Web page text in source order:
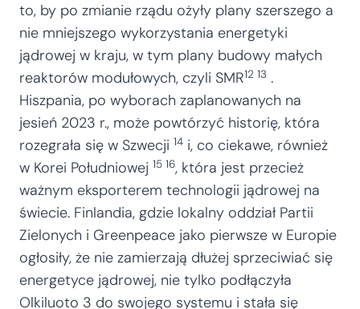
to, by po zmianie rządu ożyły plany szerszego a
nie mniejszego wykorzystania energetyki
jądrowej w kraju, w tym plany budowy małych
reaktorów modułowych, czyli SMR12 13 .
Hiszpania, po wyborach zaplanowanych na
jesień 2023 r., może powtórzyć historię, która
rozegrała się w Szwecji 14 i, co ciekawe, również
w Korei Południowej 15 16, która jest przecież
ważnym eksporterem technologii jądrowej na
świecie. Finlandia, gdzie lokalny oddział Partii
Zielonych i Greenpeace jako pierwsze w Europie
ogłosiły, że nie zamierzają dłużej sprzeciwiać się
energetyce jądrowej, nie tylko podłączyła
Olkiluoto 3 do swojego systemu i stała się